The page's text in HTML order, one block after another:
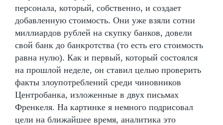
персонала, который, собственно, и создает
добавленную стоимость. Они уже взяли сотни
миллиардов рублей на скупку банков, довели
свой банк до банкротства (то есть его стоимость
равна нулю). Как и первый, который состоялся
на прошлой неделе, он ставил целью проверить
факты злоупотреблений среди чиновников
Центробанка, изложенные в двух письмах
Френкеля. На картинке я немного подрисовал
цели на ближайшее время, аналитика это